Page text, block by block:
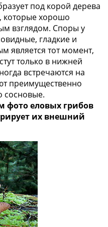
под корой дерева
которые хорошо
взглядом. Споры у
гладкие и
является тот момент,
только в нижней
встречаются на
преимущественно
сосновые.
фото еловых грибов
их внешний